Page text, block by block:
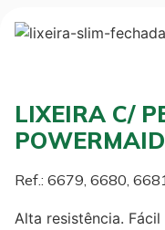
LIXEIRA C/
POWERMAID
Ref.: 6679, 6680,
Alta resistência.